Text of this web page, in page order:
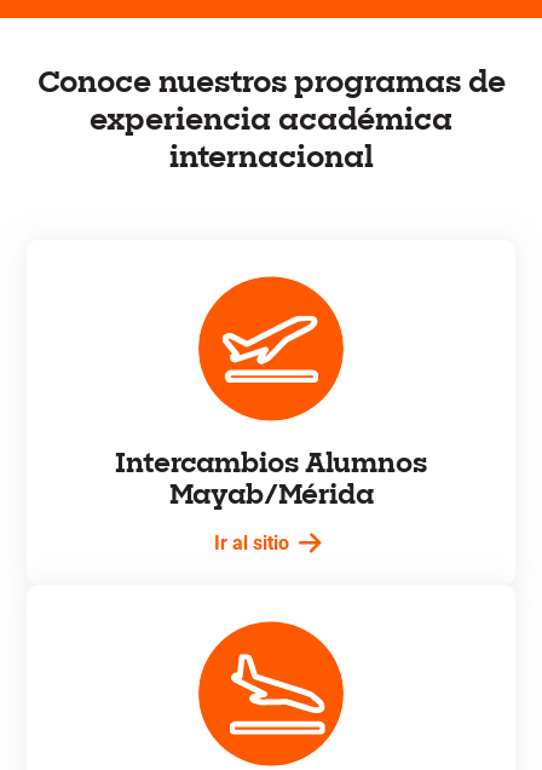
Conoce nuestros programas de
experiencia académica
internacional
Intercambios Alumnos
Mayab/Mérida
Ir al sitio